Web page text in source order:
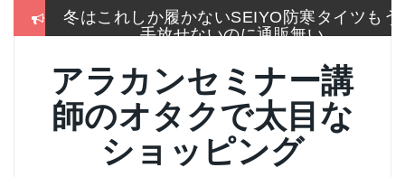
冬はこれしか履かないSEIYO防寒タイツもう
手放せないのに通販無い
2017通販各社のおせち売れ筋ランキングをま
とめて一挙大公開
お手入れは押しちゃダメ,血管を広げてデトッ
クス美肌活性化美顔器
アラカンセミナー講
師のオタクで太目な
ショッピング